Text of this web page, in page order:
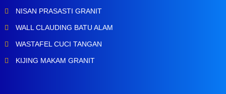
NISAN PRASASTI GRANIT
WALL CLAUDING BATU ALAM
WASTAFEL CUCI TANGAN
KIJING MAKAM GRANIT